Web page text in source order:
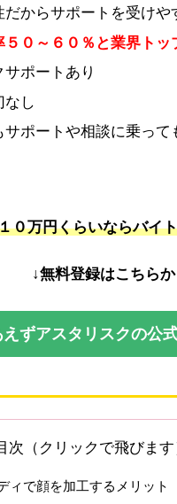
からサポートを受けや
５０～６０％と業界トッ
ポートあり
なし
ポートや相談に乗って
０万円くらいならバイ
↓無料登録はこちらか
えずアスタリスクの公
次（クリックで飛びます
ィで顔を加工するメリット